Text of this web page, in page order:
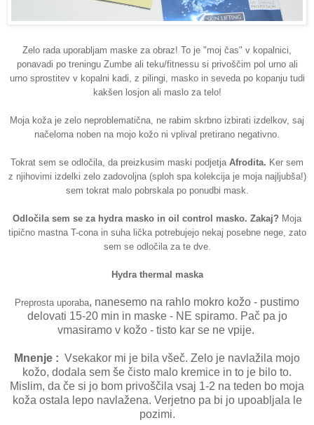
Zelo rada uporabljam maske za obraz! To je "moj čas" v kopalnici,
ponavadi po treningu Zumbe ali teku/fitnessu si privoščim pol urno ali
urno sprostitev v kopalni kadi, z pilingi, masko in seveda po kopanju tudi
kakšen losjon ali maslo za telo!
Moja koža je zelo neproblematična, ne rabim skrbno izbirati izdelkov, saj
načeloma noben na mojo kožo ni vplival pretirano negativno.
Tokrat sem se odločila, da preizkusim maski podjetja Afrodita. Ker sem
z njihovimi izdelki zelo zadovoljna (sploh spa kolekcija je moja najljubša!)
sem tokrat malo pobrskala po ponudbi mask.
Odločila sem se za hydra masko in oil control masko. Zakaj? Moja
tipično mastna T-cona in suha lička potrebujejo nekaj posebne nege, zato
sem se odločila za te dve.
Hydra thermal maska
Preprosta uporaba, nanesemo na rahlo mokro kožo - pustimo
delovati 15-20 min in maske - NE spiramo. Pač pa jo
vmasiramo v kožo - tisto kar se ne vpije.
Mnenje : Vsekakor mi je bila všeč. Zelo je navlažila mojo
kožo, dodala sem še čisto malo kremice in to je bilo to.
Mislim, da če si jo bom privoščila vsaj 1-2 na teden bo moja
koža ostala lepo navlažena. Verjetno pa bi jo upoabljala le
pozimi.